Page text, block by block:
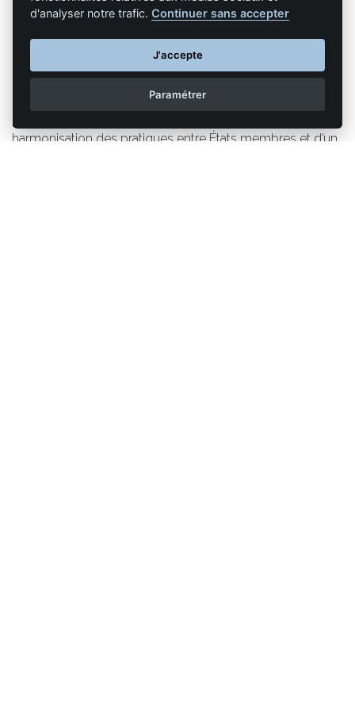
l’acquisition de ces véhicules.
L’enjeu est donc double : encourager l’investissement
dans des flottes plus propres tout en garantissant une
équité de traitement entre les différents types de
carburants alternatifs. Pour que cette politique soit
harmonisation des pratiques entre États membres et d’un
d'analyser notre trafic.Continuer sans accepter
J'accepte
Paramétrer